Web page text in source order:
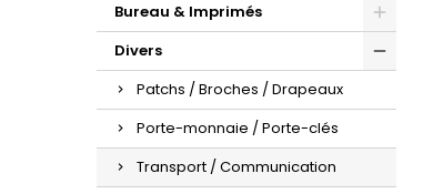
Bureau & Imprimés
Divers
Patchs / Broches / Drapeaux
Porte-monnaie / Porte-clés
Transport / Communication